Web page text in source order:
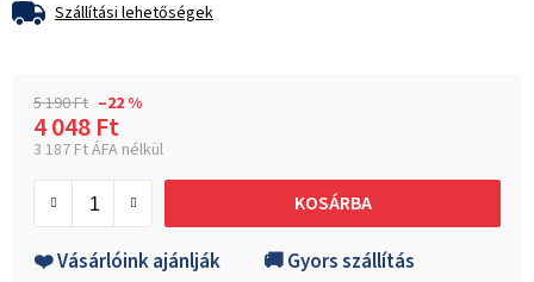
Szállítási lehetőségek
5 190 Ft –22 %
4 048 Ft
3 187 Ft ÁFA nélkül
KOSÁRBA
❤️ Vásárlóink ajánlják
🚚 Gyors szállítás